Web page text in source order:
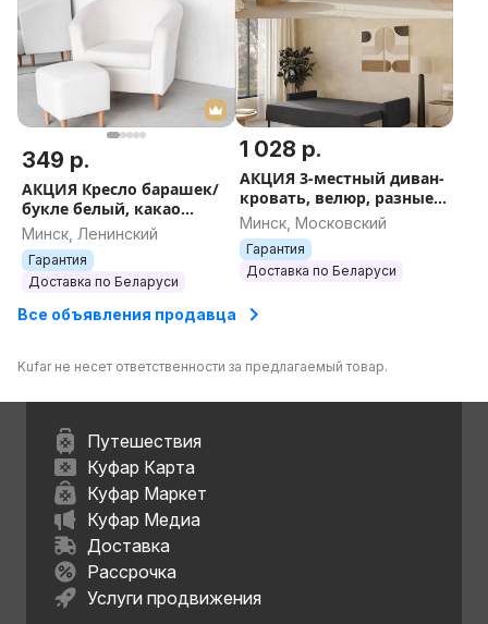
349 р.
АКЦИЯ Кресло барашек/
букле белый, какао
(TULSTA в IKEA)
Минск, Ленинский
Гарантия
Доставка по Беларуси
1 028 р.
АКЦИЯ 3-местный диван-
кровать, велюр, разные
цвета
Минск, Московский
Гарантия
Доставка по Беларуси
Все объявления продавца
Kufar не несет ответственности за предлагаемый товар.
Путешествия
Куфар Карта
Куфар Маркет
Куфар Медиа
Доставка
Рассрочка
Услуги продвижения